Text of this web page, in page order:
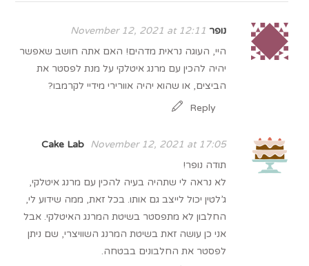
נופר November 12, 2021 at 12:11
היי, העוגה נראית מדהים! האם אתה חושב שאפשר
יהיה להכין עם מרנג איטלקי על מנת לפסטר את
הביצים, או שהוא יהיה אוורירי מידיי לקרמבו?
Reply
Cake Lab
November 12, 2021 at 17:05
תודה נופר!
לא נראה לי שתהיה בעיה להכין עם מרנג איטלקי,
ג’לטין יכול לייצב גם אותו. בכל זאת, ממה שידוע לי,
החלבון לא מתפסטר בשיטת המרנג האיטלקי. אבל
אני כן עושה זאת בשיטת המרנג השוויצרי, שם ניתן
לפסטר את החלבונים בבטחה.